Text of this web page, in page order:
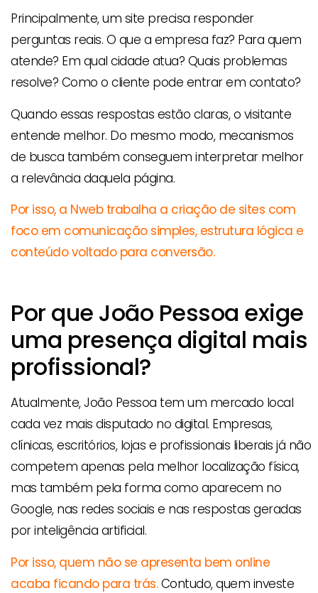
Principalmente, um site precisa responder
perguntas reais. O que a empresa faz? Para quem
atende? Em qual cidade atua? Quais problemas
resolve? Como o cliente pode entrar em contato?
Quando essas respostas estão claras, o visitante
entende melhor. Do mesmo modo, mecanismos
de busca também conseguem interpretar melhor
a relevância daquela página.
Por isso, a Nweb trabalha a criação de sites com
foco em comunicação simples, estrutura lógica e
conteúdo voltado para conversão.
Por que João Pessoa exige
uma presença digital mais
profissional?
Atualmente, João Pessoa tem um mercado local
cada vez mais disputado no digital. Empresas,
clínicas, escritórios, lojas e profissionais liberais já não
competem apenas pela melhor localização física,
mas também pela forma como aparecem no
Google, nas redes sociais e nas respostas geradas
por inteligência artificial.
Por isso, quem não se apresenta bem online
acaba ficando para trás.Contudo, quem investe